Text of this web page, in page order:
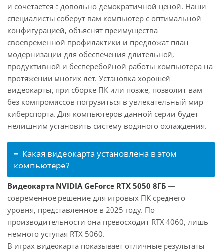
и сочетается с довольно демократичной ценой. Наши
специалисты соберут вам компьютер с оптимальной
конфигурацией, объяснят преимущества
своевременной профилактики и предложат план
модернизации для обеспечения длительной,
продуктивной и бесперебойной работы компьютера на
протяжении многих лет. Установка хорошей
видеокарты, при сборке ПК или позже, позволит вам
без компромиссов погрузиться в увлекательный мир
киберспорта. Для компьютеров данной серии будет
нелишним установить систему водяного охлаждения.
Какая видеокарта установлена в этом
компьютере?
Видеокарта NVIDIA GeForce RTX 5050 8ГБ —
современное решение для игровых ПК среднего
уровня, представленное в 2025 году. По
производительности она превосходит RTX 4060, лишь
немного уступая RTX 5060.
В играх видеокарта показывает отличные результаты